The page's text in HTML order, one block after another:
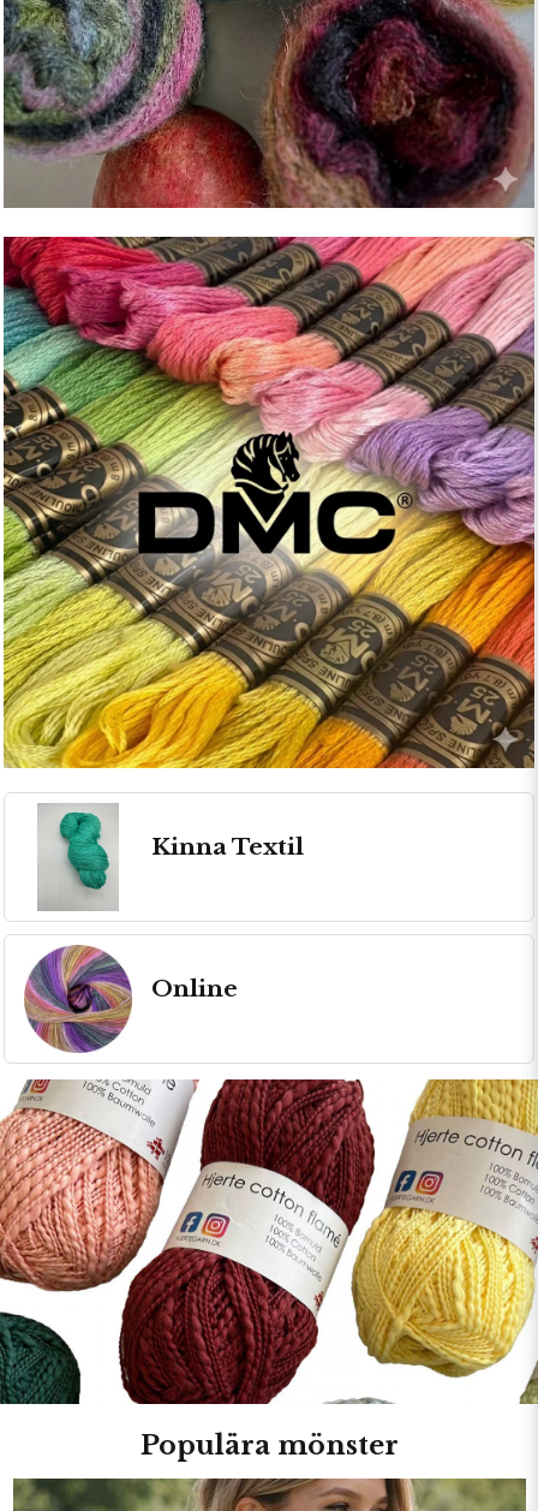
Kinna Textil
Online
Populära mönster